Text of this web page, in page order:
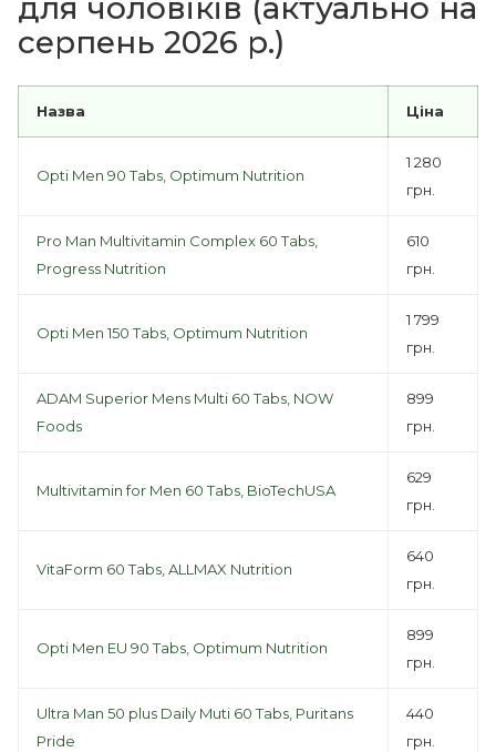
для чоловіків (актуально на
серпень 2026 р.)
Назва Ціна
Opti Men 90 Tabs, Optimum Nutrition
1 280
грн.
Pro Man Multivitamin Complex 60 Tabs,
Progress Nutrition
610
грн.
Opti Men 150 Tabs, Optimum Nutrition
1 799
грн.
ADAM Superior Mens Multi 60 Tabs, NOW
Foods
899
грн.
Multivitamin for Men 60 Tabs, BioTechUSA
629
грн.
VitaForm 60 Tabs, ALLMAX Nutrition
640
грн.
Opti Men EU 90 Tabs, Optimum Nutrition
899
грн.
Ultra Man 50 plus Daily Muti 60 Tabs, Puritans
Pride
440
грн.